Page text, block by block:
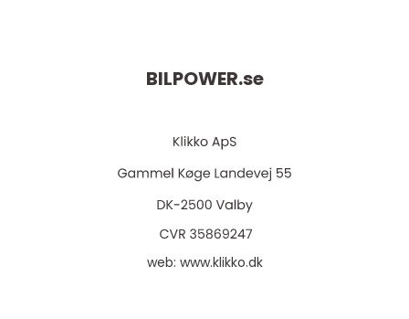
BILPOWER.se
web: www.klikko.dk